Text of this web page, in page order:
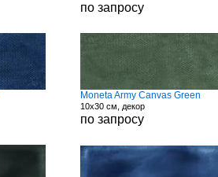
по запросу
Moneta Army Canvas Green
10x30 см, декор
по запросу